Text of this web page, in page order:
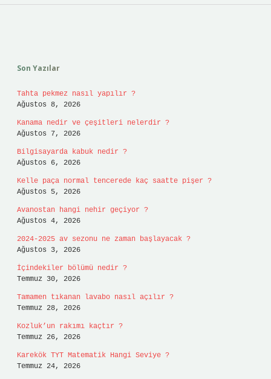
Son Yazılar
Tahta pekmez nasıl yapılır ?
Ağustos 8, 2026
Kanama nedir ve çeşitleri nelerdir ?
Ağustos 7, 2026
Bilgisayarda kabuk nedir ?
Ağustos 6, 2026
Kelle paça normal tencerede kaç saatte pişer ?
Ağustos 5, 2026
Avanostan hangi nehir geçiyor ?
Ağustos 4, 2026
2024-2025 av sezonu ne zaman başlayacak ?
Ağustos 3, 2026
İçindekiler bölümü nedir ?
Temmuz 30, 2026
Tamamen tıkanan lavabo nasıl açılır ?
Temmuz 28, 2026
Kozluk’un rakımı kaçtır ?
Temmuz 26, 2026
Karekök TYT Matematik Hangi Seviye ?
Temmuz 24, 2026